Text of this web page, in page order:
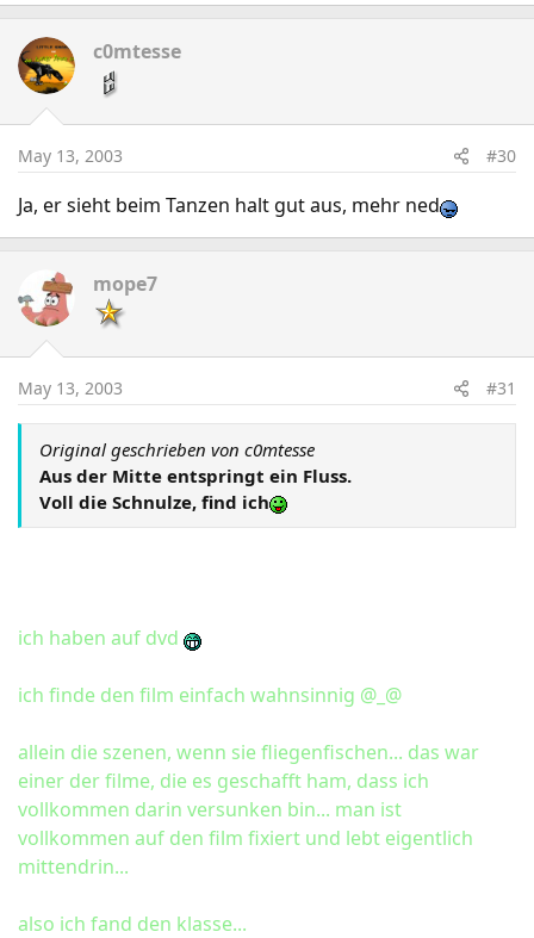
c0mtesse
May 13, 2003 #30
Ja, er sieht beim Tanzen halt gut aus, mehr ned
mope7
May 13, 2003 #31
Original geschrieben von c0mtesse
Aus der Mitte entspringt ein Fluss.
Voll die Schnulze, find ich
ich haben auf dvd
ich finde den film einfach wahnsinnig @_@
allein die szenen, wenn sie fliegenfischen... das war
einer der filme, die es geschafft ham, dass ich
vollkommen darin versunken bin... man ist
vollkommen auf den film fixiert und lebt eigentlich
mittendrin...
also ich fand den klasse...